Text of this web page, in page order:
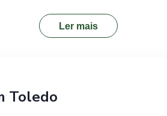
trilhas interpretativas, é um lugar
Ler mais
Toledo